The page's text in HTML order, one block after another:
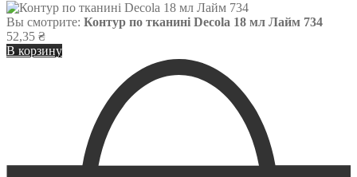
Вы смотрите: Контур по тканині Decola 18 мл Лайм 734
52,35 ₴
В корзину